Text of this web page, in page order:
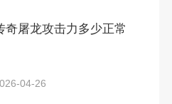
奇屠龙攻击力多少正常
04-26